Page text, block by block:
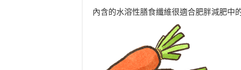
內含的水溶性膳食纖維很適合肥胖減肥中